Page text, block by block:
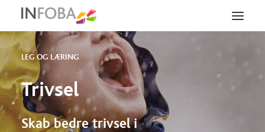
LØSNINGER
AULA
LEG OG LÆRING
Trivsel
Skab bedre trivsel i